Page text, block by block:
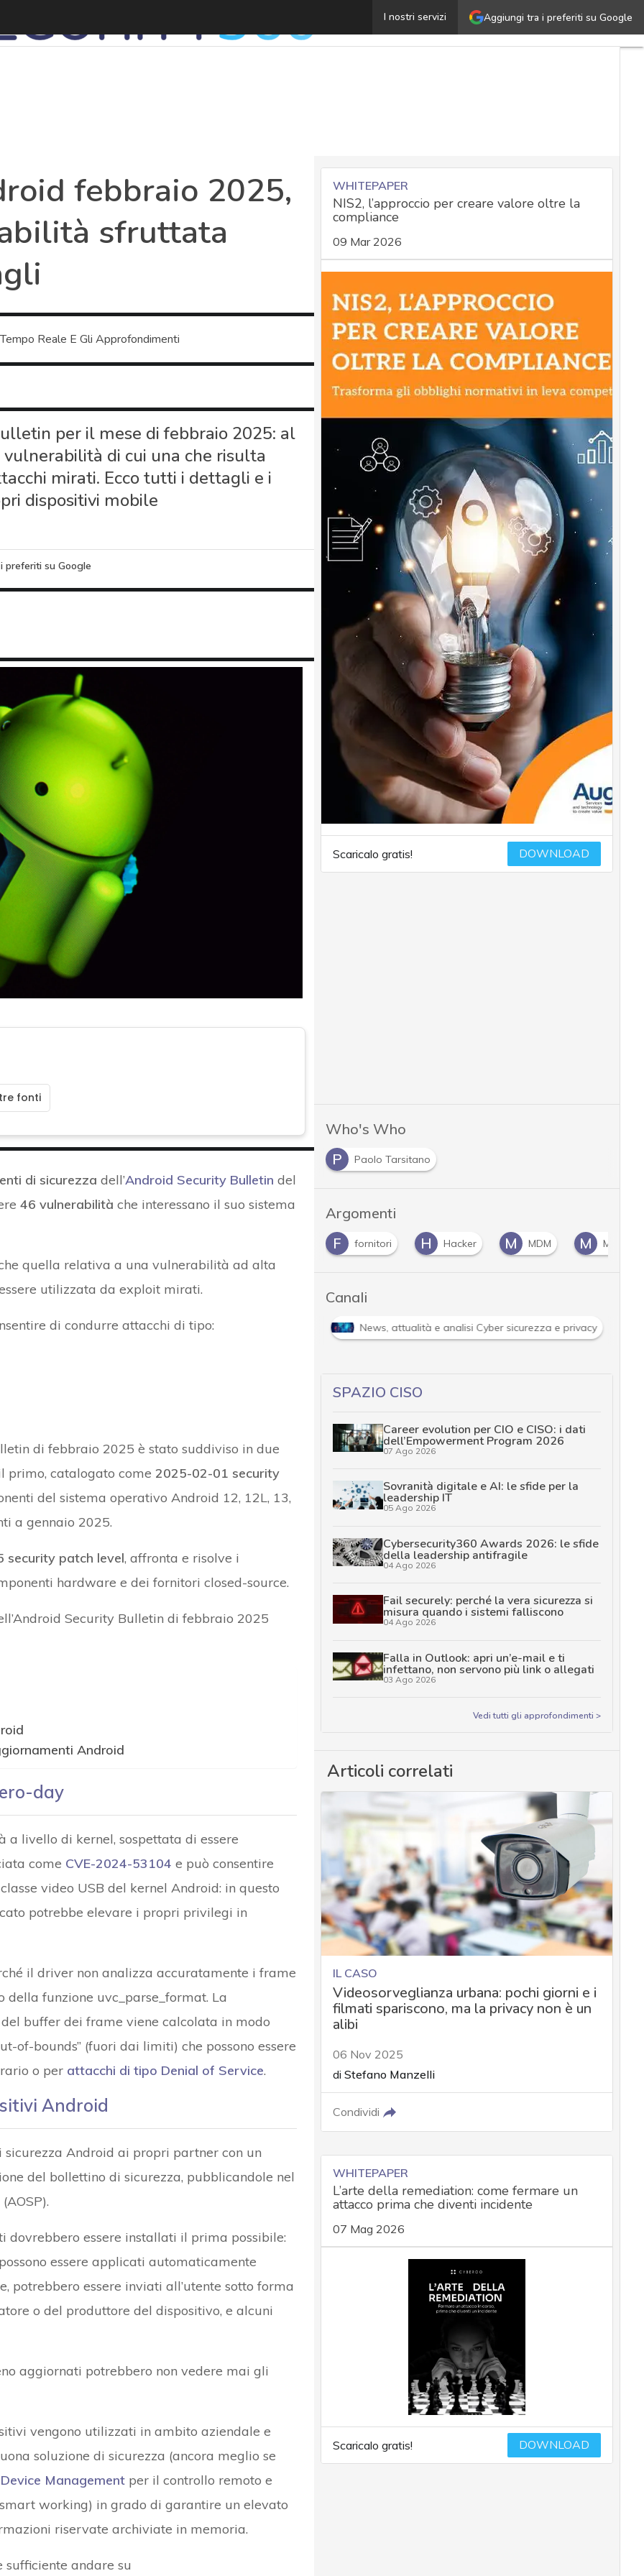
Aggiungi tra i preferiti su Google
I nostri servizi
Aggiornamenti Android febbraio 2025, corretta una
febbraio 2025,
sfruttata
Reale E Gli Approfondimenti
per il mese di febbraio 2025: al
di cui una che risulta
mirati. Ecco tutti i dettagli e i
dispositivi mobile
preferiti su Google
fonti
di sicurezza dell’Android Security Bulletin del
46 vulnerabilità che interessano il suo sistema
quella relativa a una vulnerabilità ad alta
utilizzata da exploit mirati.
di condurre attacchi di tipo:
di febbraio 2025 è stato suddiviso in due
primo, catalogato come 2025-02-01 security
del sistema operativo Android 12, 12L, 13,
a gennaio 2025.
security patch level, affronta e risolve i
hardware e dei fornitori closed-source.
Security Bulletin di febbraio 2025
Android
day
livello di kernel, sospettata di essere
come CVE-2024-53104 e può consentire
video USB del kernel Android: in questo
potrebbe elevare i propri privilegi in
il driver non analizza accuratamente i frame
della funzione uvc_parse_format. La
buffer dei frame viene calcolata in modo
of-bounds” (fuori dai limiti) che possono essere
o per attacchi di tipo Denial of Service.
Android
Android ai propri partner con un
del bollettino di sicurezza, pubblicandole nel
essere installati il prima possibile:
essere applicati automaticamente
potrebbero essere inviati all’utente sotto forma
o del produttore del dispositivo, e alcuni
aggiornati potrebbero non vedere mai gli
vengono utilizzati in ambito aziendale e
soluzione di sicurezza (ancora meglio se
Managementper il controllo remoto e
working) in grado di garantire un elevato
riservate archiviate in memoria.
andare su
WHITEPAPER
NIS2, l’approccio per creare valore oltre la
compliance
09 Mar 2026
Scaricalo gratis! DOWNLOAD
Who's Who
P
Paolo Tarsitano
Argomenti
F fornitori H Hacker M MDM M Mobile
Canali
e Malware: le ultime news in tempo reale e gli approfondimenti News, attualità e analisi Cyber sicurezza e privacy
SPAZIO CISO
Career evolution per CIO e CISO: i dati
dell’Empowerment Program 2026
07 Ago 2026
Sovranità digitale e AI: le sfide per la
leadership IT
05 Ago 2026
Cybersecurity360 Awards 2026: le sfide
della leadership antifragile
04 Ago 2026
Fail securely: perché la vera sicurezza si
misura quando i sistemi falliscono
04 Ago 2026
Falla in Outlook: apri un’e-mail e ti
infettano, non servono più link o allegati
03 Ago 2026
Vedi tutti gli approfondimenti >
Articoli correlati
IL CASO
Videosorveglianza urbana: pochi giorni e i
filmati spariscono, ma la privacy non è un
alibi
06 Nov 2025
di Stefano Manzelli
Condividi
WHITEPAPER
L’arte della remediation: come fermare un
attacco prima che diventi incidente
07 Mag 2026
Scaricalo gratis! DOWNLOAD